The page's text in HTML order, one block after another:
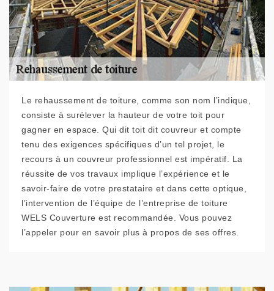
Le rehaussement de toiture, comme son nom l’indique,
consiste à surélever la hauteur de votre toit pour
gagner en espace. Qui dit toit dit couvreur et compte
tenu des exigences spécifiques d’un tel projet, le
recours à un couvreur professionnel est impératif. La
réussite de vos travaux implique l’expérience et le
savoir-faire de votre prestataire et dans cette optique,
l’intervention de l’équipe de l’entreprise de toiture
WELS Couverture est recommandée. Vous pouvez
l’appeler pour en savoir plus à propos de ses offres.